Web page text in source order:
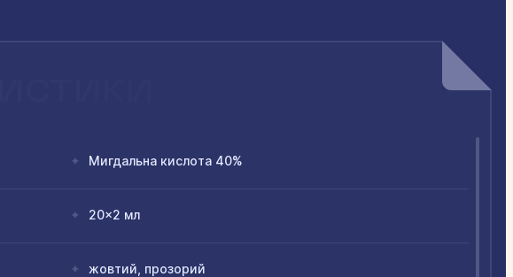
✦ Мигдальна кислота 40%
✦ 20x2 мл
✦ жовтий, прозорий